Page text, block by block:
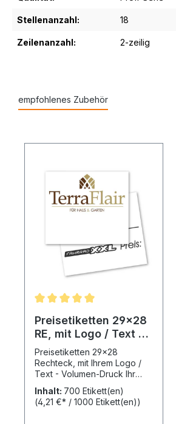
Stellenanzahl: 18
Zeilenanzahl: 2-zeilig
empfohlenes Zubehör
Preisetiketten 29x28
RE, mit Logo / Text -
Volumen-Druck
Preisetiketten 29x28
Rechteck, mit Ihrem Logo /
Text - Volumen-Druck Ihr
Großserie auf
Preisauszeichnungsetiketten
Inhalt: 700 Etikett(en)
(4,21 €* / 1000 Etikett(en))